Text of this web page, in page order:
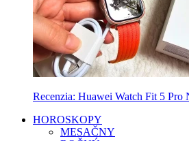
Recenzia: Huawei Watch Fit 5 Pro
HOROSKOPY
MESAČNY